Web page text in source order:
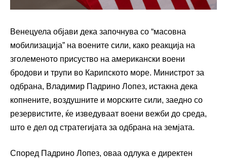
Венецуела објави дека започнува со “масовна
мобилизација” на воените сили, како реакција на
зголеменото присуство на американски воени
бродови и трупи во Карипското море. Министрот за
одбрана, Владимир Падрино Лопез, истакна дека
копнените, воздушните и морските сили, заедно со
резервистите, ќе изведуваат воени вежби до среда,
што е дел од стратегијата за одбрана на земјата.
Според Падрино Лопез, оваа одлука е директен